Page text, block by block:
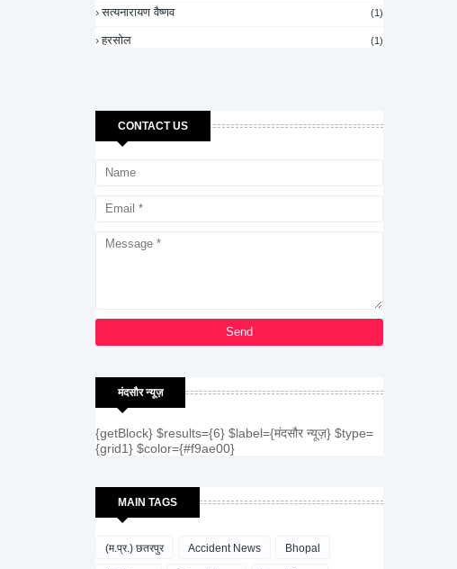
सत्यनारायण वैष्णव (1)
हरसोल (1)
CONTACT US
मंदसौर न्यूज़
{getBlock} $results={6} $label={मंदसौर न्यूज़} $type=
{grid1} $color={#f9ae00}
MAIN TAGS
(म.प्र.) छतरपुर Accident News Bhopal